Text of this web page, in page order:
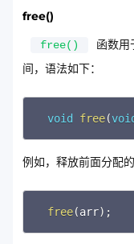
free()
free() 函数用
间，语法如下：
void free(
例如，释放前面分配的
free(arr) ;